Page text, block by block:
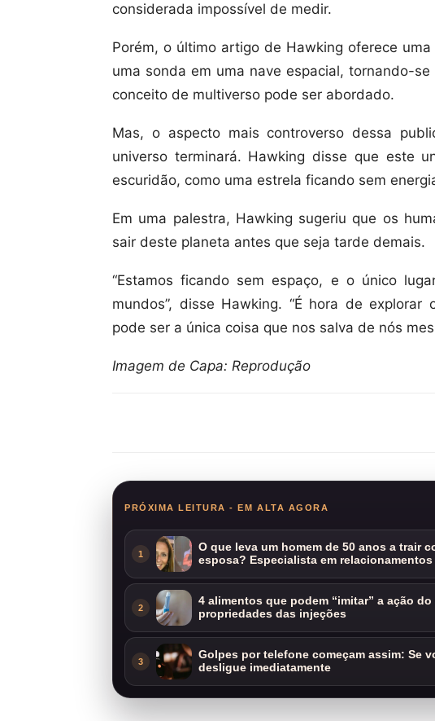
considerada impossível de medir.
Porém, o último artigo de Hawking oferece
uma sonda em uma nave espacial, tornando-
conceito de multiverso pode ser abordado.
Mas, o aspecto mais controverso dessa
universo terminará. Hawking disse que este
escuridão, como uma estrela ficando sem
Em uma palestra, Hawking sugeriu que os
sair deste planeta antes que seja tarde demais.
“Estamos ficando sem espaço, e o único
mundos”, disse Hawking. “É hora de explorar
pode ser a única coisa que nos salva de nós
Imagem de Capa: Reprodução
PRÓXIMA LEITURA - EM ALTA AGORA
1
O que leva um homem de 50 anos a trair
esposa? Especialista em
2
4 alimentos que podem “imitar” a ação
propriedades das injeções
3
Golpes por telefone começam assim: Se
desligue imediatamente